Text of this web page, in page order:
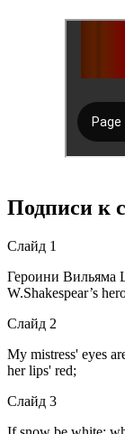
Подписи к
Слайд 1
Героини Вильяма
W.Shakespear’s
Слайд 2
My mistress' eyes
her lips' red;
Слайд 3